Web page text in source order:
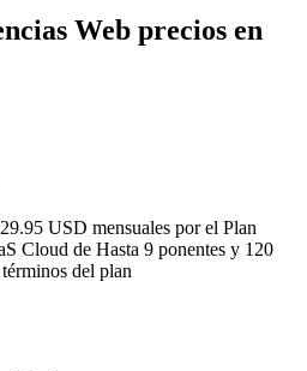
Web precios en
USD mensuales por el Plan
Cloud de Hasta 9 ponentes y 120
del plan